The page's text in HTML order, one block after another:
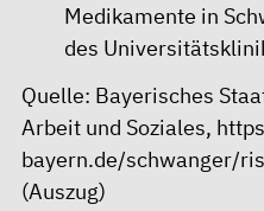
Medikamente in
des
Quelle: Bayerisches
Arbeit und Soziales,
bayern.de/schwanger/
(Auszug)